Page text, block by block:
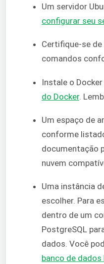
Um servidor
configurar seu
Certifique-se
comandos
Instale o
do Docker.
Um espaço de
conforme
documentação
nuvem
Uma instância
escolher. Para
dentro de um
PostgreSQL
dados. Você
banco de dados